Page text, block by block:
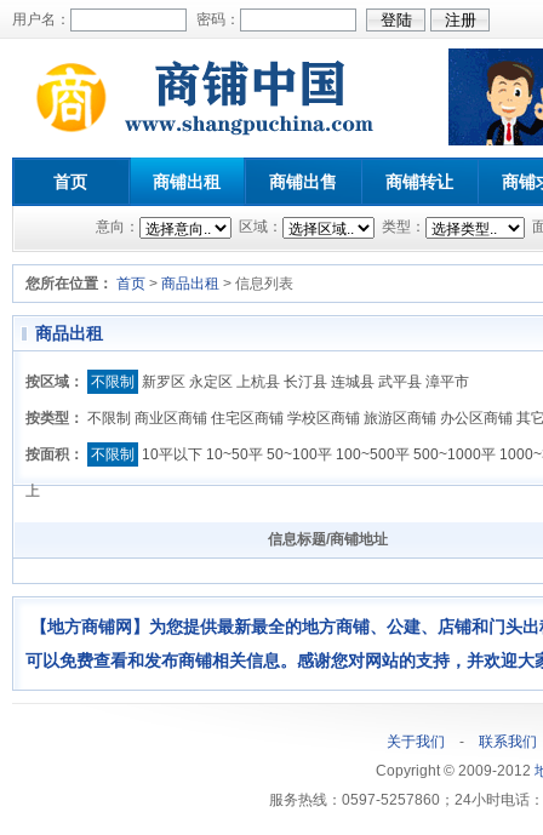
用户名： 密码：
首页 商铺出租 商铺出售 商铺转让 商铺
意向： 区域： 类型：
您所在位置： 首页 > 商品出租 > 信息列表
商品出租
按区域： 不限制 新罗区 永定区 上杭县 长汀县 连城县 武平县 漳平市
按类型： 不限制 商业区商铺 住宅区商铺 学校区商铺 旅游区商铺 办公区商铺 其
按面积： 不限制 10平以下 10~50平 50~100平 100~500平 500~1000平
上
信息标题/商铺地址
【地方商铺网】为您提供最新最全的地方商铺、公建、店铺和门头
可以免费查看和发布商铺相关信息。感谢您对网站的支持，并欢迎
关于我们 - 联系我们
Copyright © 2009-2012
服务热线：0597-5257860；24小时电